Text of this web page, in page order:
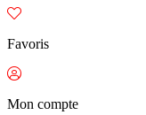
Favoris
Mon compte